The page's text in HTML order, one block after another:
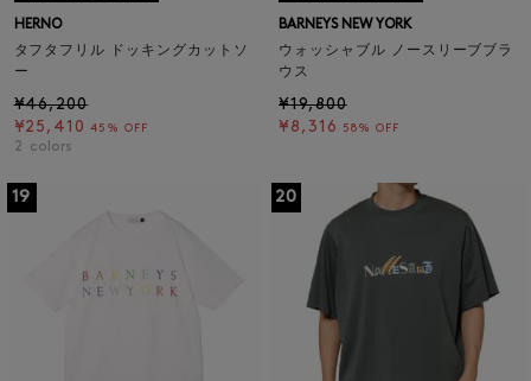
HERNO
タフタフリル ドッキングカットソ
ー
¥46,200
¥25,410 45% OFF
2 colors
BARNEYS NEW YORK
ウォッシャブル ノースリーブブラ
ウス
¥19,800
¥8,316
58% OFF
19 20